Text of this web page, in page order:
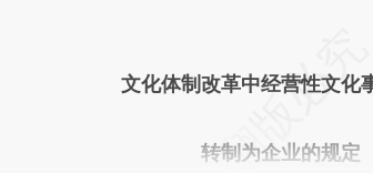
文化体制改革中经营性文化
转制为企业的规定